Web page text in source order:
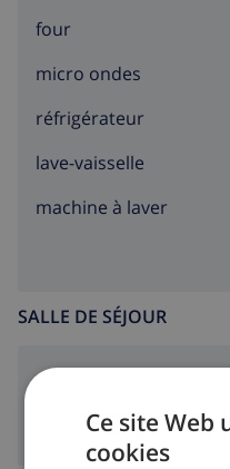
four
micro ondes
réfrigérateur
lave-vaisselle
machine à laver
SALLE DE SÉJOUR
poêle (bois)
Ce site Web
cookies